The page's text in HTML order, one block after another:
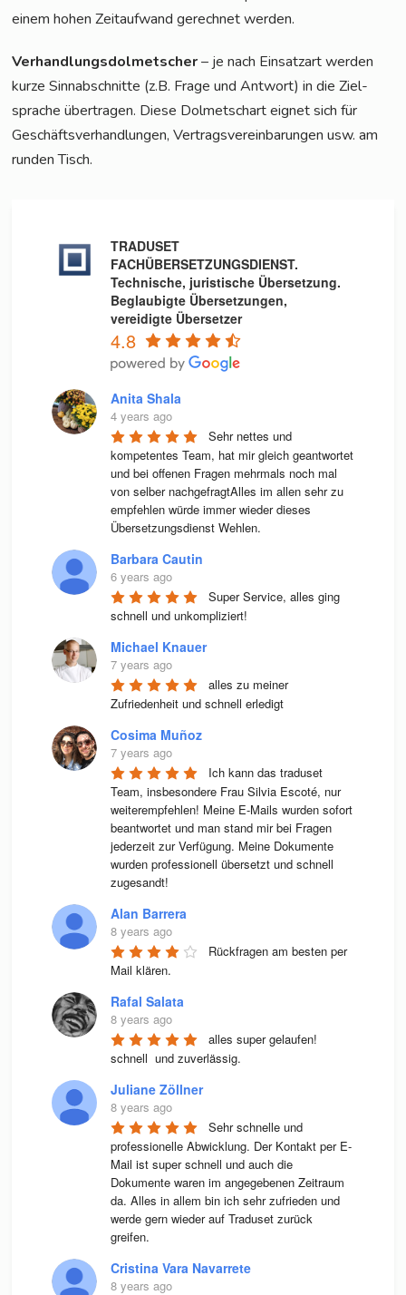
einem hohen Zeit­auf­wand gerech­net werden.
Ver­hand­lungs­dol­met­scher– je nach Ein­satz­art wer­den
kur­ze Sinn­ab­schnit­te (z.B. Fra­ge und Ant­wort) in die Ziel­
spra­che über­tra­gen. Die­se Dol­metschart eig­net sich für
Geschäfts­ver­hand­lun­gen, Ver­trags­ver­ein­ba­run­gen usw. am
run­den Tisch.
TRADUSET
FACHÜBERSETZUNGSDIENST.
Technische, juristische Übersetzung.
Beglaubigte Übersetzungen,
vereidigte Übersetzer
4.8
Anita Shala
4 years ago
Sehr nettes und
kompetentes Team, hat mir gleich geantwortet
und bei offenen Fragen mehrmals noch mal
von selber nachgefragtAlles im allen sehr zu
empfehlen würde immer wieder dieses
Übersetzungsdienst Wehlen.
Barbara Cautin
6 years ago
Super Service, alles ging
schnell und unkompliziert!
Michael Knauer
7 years ago
alles zu meiner
Zufriedenheit und schnell erledigt
Cosima Muñoz
7 years ago
Ich kann das traduset
Team, insbesondere Frau Silvia Escoté, nur
weiterempfehlen! Meine E-Mails wurden sofort
beantwortet und man stand mir bei Fragen
jederzeit zur Verfügung. Meine Dokumente
wurden professionell übersetzt und schnell
zugesandt!
Alan Barrera
8 years ago
Rückfragen am besten per
Mail klären.
Rafal Salata
8 years ago
alles super gelaufen!
schnell  und zuverlässig.
Juliane Zöllner
8 years ago
Sehr schnelle und
professionelle Abwicklung. Der Kontakt per E-
Mail ist super schnell und auch die
Dokumente waren im angegebenen Zeitraum
da. Alles in allem bin ich sehr zufrieden und
werde gern wieder auf Traduset zurück
greifen.
Cristina Vara Navarrete
8 years ago